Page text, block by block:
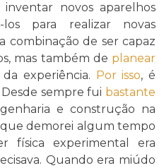
novos aparelhos
los para realizar novas
combinação de ser capaz
mas também de planear
experiência.
Por isso, é
sempre fui bastante
e construção na
demorei algum tempo
física experimental era
Quando era miúdo